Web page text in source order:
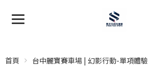
首頁 台中麗寶賽車場 | 幻影行動-單項體驗